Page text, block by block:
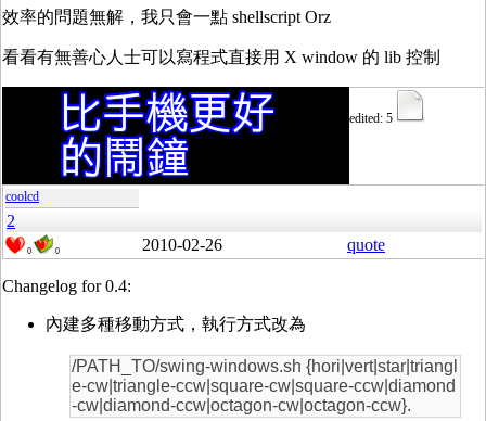
效率的問題無解，我只會一點 shellscript Orz
看看有無善心人士可以寫程式直接用 X window 的 lib 控制
edited: 5
coolcd
2
0 0 2010-02-26 quote
Changelog for 0.4:
內建多種移動方式，執行方式改為
/PATH_TO/swing-windows.sh {hori|vert|star|triangl
e-cw|triangle-ccw|square-cw|square-ccw|diamond
-cw|diamond-ccw|octagon-cw|octagon-ccw}.